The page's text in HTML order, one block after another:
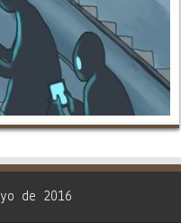
de 2016